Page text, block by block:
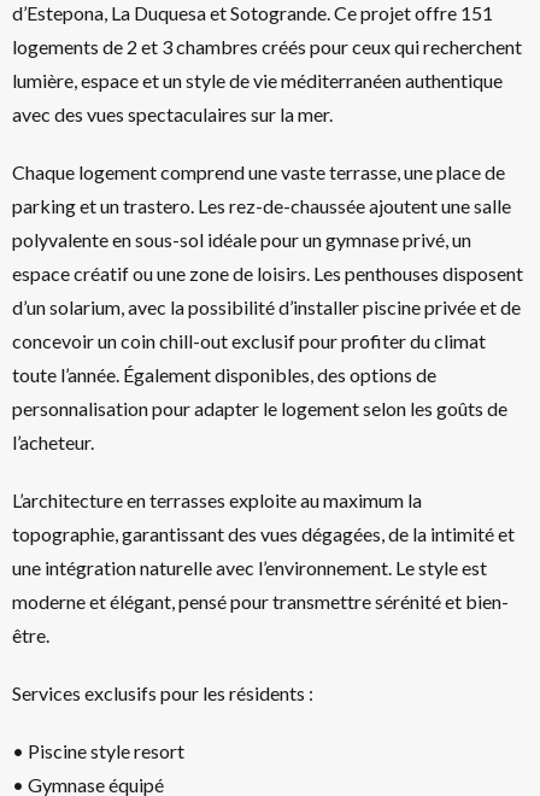
d’Estepona, La Duquesa et Sotogrande. Ce projet offre 151
logements de 2 et 3 chambres créés pour ceux qui recherchent
lumière, espace et un style de vie méditerranéen authentique
avec des vues spectaculaires sur la mer.
Chaque logement comprend une vaste terrasse, une place de
parking et un trastero. Les rez-de-chaussée ajoutent une salle
polyvalente en sous-sol idéale pour un gymnase privé, un
espace créatif ou une zone de loisirs. Les penthouses disposent
d’un solarium, avec la possibilité d’installer piscine privée et de
concevoir un coin chill-out exclusif pour profiter du climat
toute l’année. Également disponibles, des options de
personnalisation pour adapter le logement selon les goûts de
l’acheteur.
L’architecture en terrasses exploite au maximum la
topographie, garantissant des vues dégagées, de la intimité et
une intégration naturelle avec l’environnement. Le style est
moderne et élégant, pensé pour transmettre sérénité et bien-
être.
Services exclusifs pour les résidents :
• Piscine style resort
• Gymnase équipé